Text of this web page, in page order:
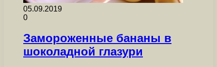
05.09.2019
0
Замороженные бананы в
шоколадной глазури